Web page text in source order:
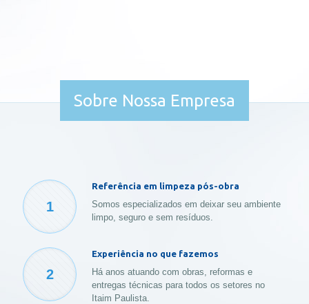
Sobre Nossa Empresa
1
Referência em limpeza pós-obra
Somos especializados em deixar seu ambiente
limpo, seguro e sem resíduos.
2
Experiência no que fazemos
Há anos atuando com obras, reformas e
entregas técnicas para todos os setores no
Itaim Paulista.